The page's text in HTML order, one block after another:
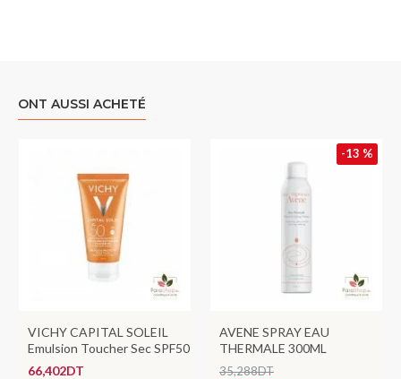
ONT AUSSI ACHETÉ
VICHY CAPITAL SOLEIL
Emulsion Toucher Sec SPF50
66,402DT
-13 %
AVENE SPRAY EAU
THERMALE 300ML
35,288DT